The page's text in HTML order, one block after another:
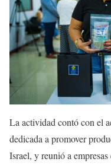
La actividad contó con el
dedicada a promover
Israel, y reunió a